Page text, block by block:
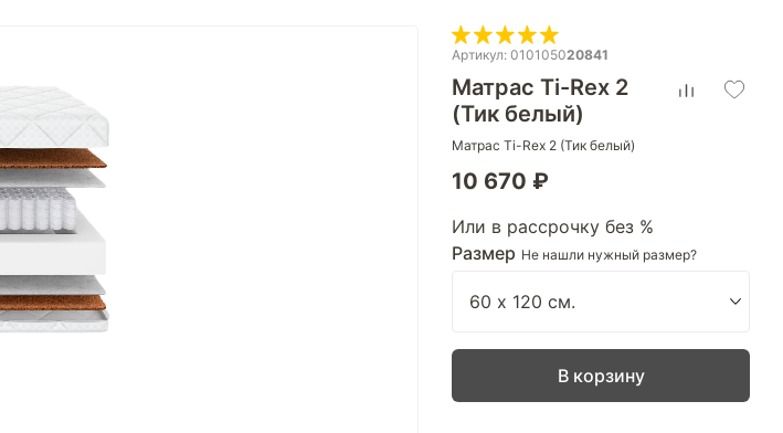
Артикул: 010105020841
Матрас Ti-Rex 2
(Тик белый)
Матрас Ti-Rex 2 (Тик белый)
10 670 ₽
Или в рассрочку без %
Размер Не нашли нужный размер?
В корзину